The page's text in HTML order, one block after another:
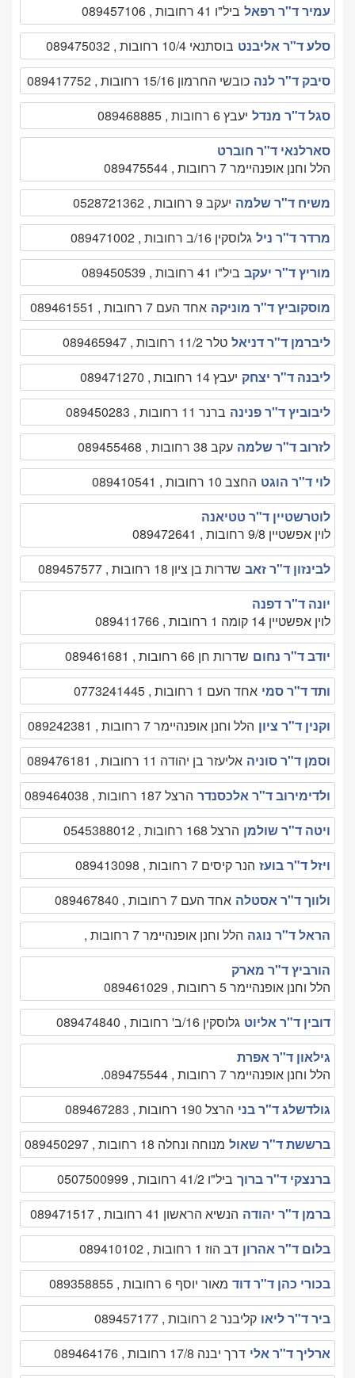
עמיר ד"ר רפאל ביל"ו 41 רחובות , 089457106
סלע ד"ר אליבנט בוסתנאי 10/4 רחובות , 089475032
סיבק ד"ר לנה כובשי החרמון 15/16 רחובות , 089417752
סגל ד"ר מנדל יעבץ 6 רחובות , 089468885
סארלנאי ד"ר חוברט
הלל וחנן אופנהיימר 7 רחובות , 089475544
משיח ד"ר שלמה יעקב 9 רחובות , 0528721362
מרדר ד"ר ניל גלוסקין 16/ב רחובות , 089471002
מוריץ ד"ר יעקב ביל"ו 41 רחובות , 089450539
מוסקוביץ ד"ר מוניקה אחד העם 7 רחובות , 089461551
ליברמן ד"ר דניאל טלר 11/2 רחובות , 089465947
ליבנה ד"ר יצחק יעבץ 14 רחובות , 089471270
ליבוביץ ד"ר פנינה ברנר 11 רחובות , 089450283
לזרוב ד"ר שלמה עקב 38 רחובות , 089455468
לוי ד"ר הוגט החצב 10 רחובות , 089410541
לוטרשטיין ד"ר טטיאנה
לוין אפשטיין 9/8 רחובות , 089472641
לבינזון ד"ר זאב שדרות בן ציון 18 רחובות , 089457577
יונה ד"ר דפנה
לוין אפשטיין 14 קומה 1 רחובות , 089411766
יודב ד"ר נחום שדרות חן 66 רחובות , 089461681
ותד ד"ר סמי אחד העם 1 רחובות , 0773241445
וקנין ד"ר ציון הלל וחנן אופנהיימר 7 רחובות , 089242381
וסמן ד"ר סוניה אליעזר בן יהודה 11 רחובות , 089476181
ולדימירוב ד"ר אלכסנדר הרצל 187 רחובות , 089464038
ויטה ד"ר שולמן הרצל 168 רחובות , 0545388012
ויזל ד"ר בועז הנר קיסים 7 רחובות , 089413098
ולווך ד"ר אסטלה אחד העם 7 רחובות , 089467840
הראל ד"ר נוגה הלל וחנן אופנהיימר 7 רחובות ,
הורביץ ד"ר מארק
הלל וחנן אופנהיימר 5 רחובות , 089461029
דובין ד"ר אליוט גלוסקין 16/ב' רחובות , 089474840
גילאון ד"ר אפרת
הלל וחנן אופנהיימר 7 רחובות , 089475544.
גולדשלג ד"ר בני הרצל 190 רחובות , 089467283
ברששת ד"ר שאול מנוחה ונחלה 18 רחובות , 089450297
ברנצקי ד"ר ברוך ביל"ו 41/2 רחובות , 0507500999
ברמן ד"ר יהודה הנשיא הראשון 41 רחובות , 089471517
בלום ד"ר אהרון דב הוז 1 רחובות , 089410102
בכורי כהן ד"ר דוד מאור יוסף 6 רחובות , 089358855
ביר ד"ר ליאו קליבנר 2 רחובות , 089457177
ארליך ד"ר אלי דרך יבנה 17/8 רחובות , 089464176